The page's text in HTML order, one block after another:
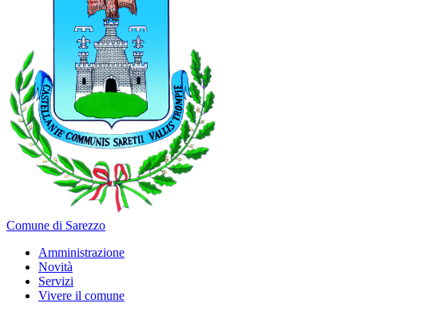
Comune di Sarezzo
Amministrazione
Novità
Servizi
Vivere il comune